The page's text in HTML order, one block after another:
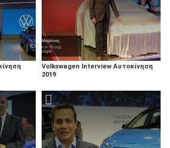
Volkswagen Interview Αυτοκίνηση
2019